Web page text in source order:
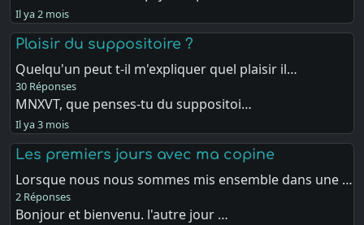
Il ya 2 mois
Plaisir du suppositoire ?
Quelqu'un peut t-il m'expliquer quel plaisir il…
30 Réponses
MNXVT, que penses-tu du suppositoi…
Il ya 3 mois
Les premiers jours avec ma copine
Lorsque nous nous sommes mis ensemble dans une …
2 Réponses
Bonjour et bienvenu. l'autre jour …